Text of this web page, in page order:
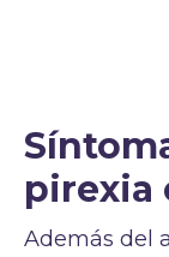
pirexia
Además del